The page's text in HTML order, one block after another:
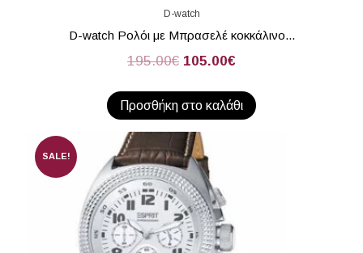
D-watch
D-watch Ρολόι με Μπρασελέ κοκκάλινο...
195.00€ 105.00€
Προσθήκη στο καλάθι
SALE!